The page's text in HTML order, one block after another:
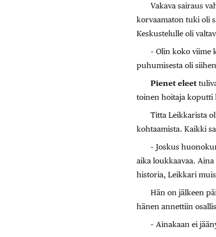
Vakava sairaus
korvaamaton tuki oli
Keskustelulle oli
– Olin koko viime
puhumisesta oli
Pienet eleet
toinen hoitaja koputti
Titta Leikkarista
kohtaamista. Kaikki
– Joskus
aika loukkaavaa.
historia, Leikkari
Hän on jälkeen
hänen annettiin
– Ainakaan ei